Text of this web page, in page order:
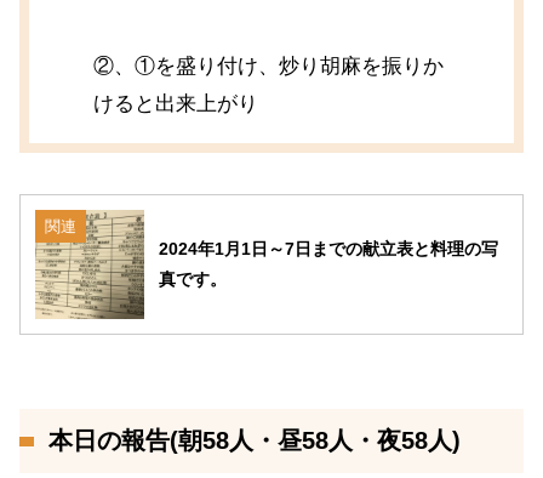
②、①を盛り付け、炒り胡麻を振りか
けると出来上がり
関連
2024年1月1日～7日までの献立表と料理の写
真です。
本日の報告(朝58人・昼58人・夜58人)